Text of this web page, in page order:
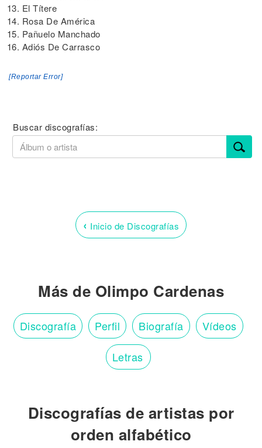
13. El Títere
14. Rosa De América
15. Pañuelo Manchado
16. Adiós De Carrasco
[Reportar Error]
Buscar discografías:
‹ Inicio de Discografías
Más de Olimpo Cardenas
Discografía Perfil Biografía Vídeos
Letras
Discografías de artistas por
orden alfabético